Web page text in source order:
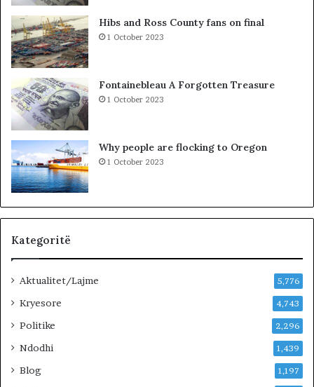
e
,
m
b
2
8
0
e
f
e
k
t
i
v
ë
t
r
.
Hibs and Ross County fans on final
1 October 2023
Fontainebleau A Forgotten Treasure
1 October 2023
Why people are flocking to Oregon
1 October 2023
Kategoritë
Aktualitet/Lajme 5,776
Kryesore 4,743
Politike 2,296
Ndodhi 1,439
Blog 1,197